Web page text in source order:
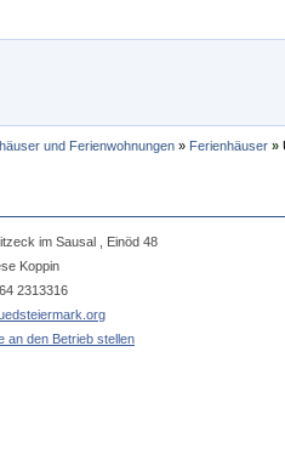
und Ferienwohnungen » Ferienhäuser »
im Sausal
Einöd 48
Koppin
2313316
an den Betrieb stellen